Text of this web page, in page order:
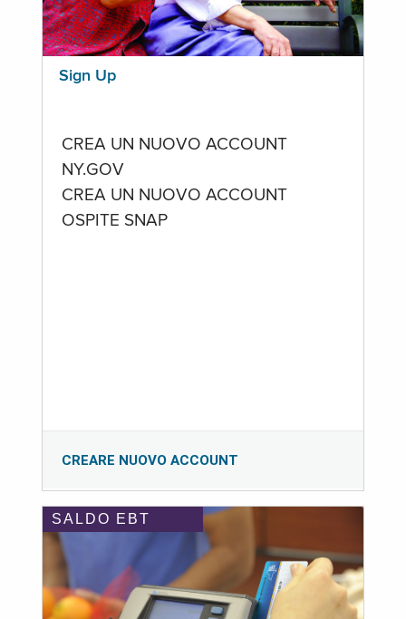
Sign Up
CREA UN NUOVO ACCOUNT
NY.GOV
CREA UN NUOVO ACCOUNT
OSPITE SNAP
CREARE NUOVO ACCOUNT
SALDO EBT